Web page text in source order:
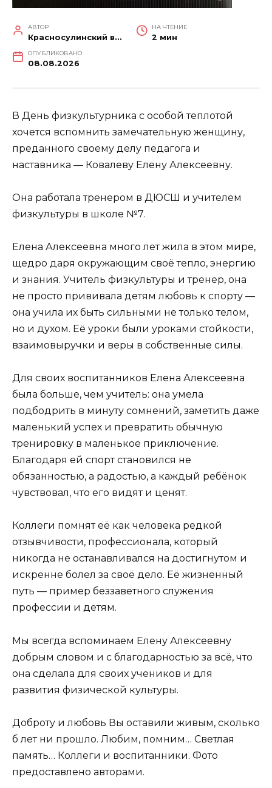
АВТОР
Красносулинский вестник
НА ЧТЕНИЕ
2 мин
ОПУБЛИКОВАНО
08.08.2026
В День физкультурника с особой теплотой
хочется вспомнить замечательную женщину,
преданного своему делу педагога и
наставника — Ковалеву Елену Алексеевну.
Она работала тренером в ДЮСШ и учителем
физкультуры в школе №7.
Елена Алексеевна много лет жила в этом мире,
щедро даря окружающим своё тепло, энергию
и знания. Учитель физкультуры и тренер, она
не просто прививала детям любовь к спорту —
она учила их быть сильными не только телом,
но и духом. Её уроки были уроками стойкости,
взаимовыручки и веры в собственные силы.
Для своих воспитанников Елена Алексеевна
была больше, чем учитель: она умела
подбодрить в минуту сомнений, заметить даже
маленький успех и превратить обычную
тренировку в маленькое приключение.
Благодаря ей спорт становился не
обязанностью, а радостью, а каждый ребёнок
чувствовал, что его видят и ценят.
Коллеги помнят её как человека редкой
отзывчивости, профессионала, который
никогда не останавливался на достигнутом и
искренне болел за своё дело. Её жизненный
путь — пример беззаветного служения
профессии и детям.
Мы всегда вспоминаем Елену Алексеевну
добрым словом и с благодарностью за всё, что
она сделала для своих учеников и для
развития физической культуры.
Доброту и любовь Вы оставили живым, сколько
б лет ни прошло. Любим, помним… Светлая
память… Коллеги и воспитанники. Фото
предоставлено авторами.